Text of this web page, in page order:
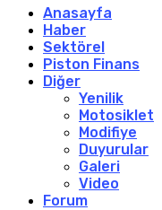
Anasayfa
Haber
Sektörel
Piston Finans
Diğer
Yenilik
Motosiklet
Modifiye
Duyurular
Galeri
Video
Forum